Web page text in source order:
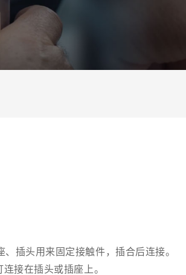
插头用来固定接触件，插合后连接。
接在插头或插座上。